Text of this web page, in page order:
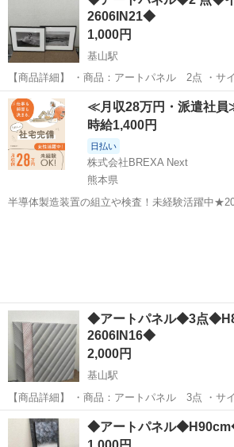
の油性ペンで傷をなぞれば目立たな...
2606IN21◆
1,000円
基山駅
【商品詳細】 ・商品：アートパネル 2点 ・サイズ：
W52×D2.5×H41cm ※多少の誤差はご承知下さい。 ・メーカー:- ・カ
ラー：ブラック ・素材：- ・1点の枠にぐらつき、内側に汚れがありま
す。 ...
佐賀 三養基郡 基山駅 インテリア雑
≪月収28万円・派遣社員
時給1,400円
日払い
株式会社BREXA Next
熊本県
半導体製造装置の組立や検査！未経験活躍中★20
◆アートパネル◆3点
2606IN16◆
2,000円
基山駅
【商品詳細】 ・商品：アートパネル 3点 ・サイズ：
W60×D2.5×H80cm ※多少の誤差はご承知下さい。 ・メーカー:- ・カ
ラー：- ・素材：木製 ・よれ、キズがありま
佐賀 三養基郡 基山駅 インテリア雑
◆アートパネル